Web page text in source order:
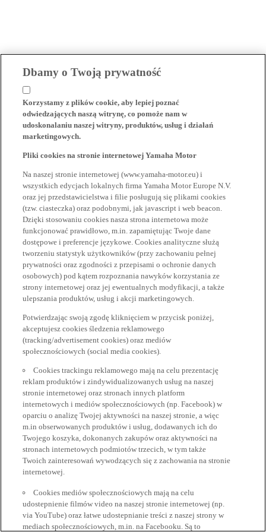
Dbamy o Twoją prywatność
Korzystamy z plików cookie, aby lepiej poznać
odwiedzających naszą witrynę, co pomoże nam w
udoskonalaniu naszej witryny, produktów, usług i działań
marketingowych.
Pliki cookies na stronie internetowej Yamaha Motor
Na naszej stronie internetowej (www.yamaha-motor.eu) i
wszystkich edycjach lokalnych firma Yamaha Motor Europe N.V.
oraz jej przedstawicielstwa i filie posługują się plikami cookies
(tzw. ciasteczka) oraz podobnymi, jak javascript i web beacon.
Dzięki stosowaniu cookies nasza strona internetowa może
funkcjonować prawidłowo, m.in. zapamiętując Twoje dane
dostępowe i preferencje językowe. Cookies analityczne służą
tworzeniu statystyk użytkowników (przy zachowaniu pełnej
prywatności oraz zgodności z przepisami o ochronie danych
osobowych) pod kątem rozpoznania nawyków korzystania ze
strony internetowej oraz jej ewentualnych modyfikacji, a także
ulepszania produktów, usług i akcji marketingowych.
Potwierdzając swoją zgodę kliknięciem w przycisk poniżej,
akceptujesz cookies śledzenia reklamowego
(tracking/advertisement cookies) oraz mediów
społecznościowych (social media cookies).
Cookies trackingu reklamowego mają na celu prezentację
reklam produktów i zindywidualizowanych usług na naszej
stronie internetowej oraz stronach innych platform
internetowych i mediów społecznościowych (np. Facebook) w
oparciu o analizę Twojej aktywności na naszej stronie, a więc
m.in obserwowanych produktów i usług, dodawanych ich do
Twojego koszyka, dokonanych zakupów oraz aktywności na
stronach internetowych podmiotów trzecich, w tym także
Twoich zainteresowań wywodzących się z zachowania na stronie
internetowej.
Cookies mediów społecznościowych mają na celu
udostepnienie filmów video na naszej stronie internetowej (np.
via YouTube) oraz łatwe udostepnianie treści z naszej strony w
mediach społecznościowych, m.in. na Facebooku. Są to